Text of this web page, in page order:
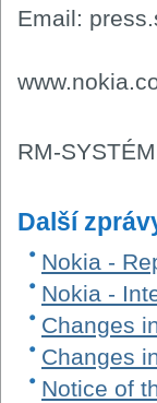
Email:
RM-
Další
Nokia -
Nokia -
Changes
Changes
Notice of